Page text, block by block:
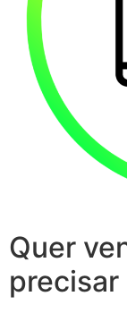
Quer